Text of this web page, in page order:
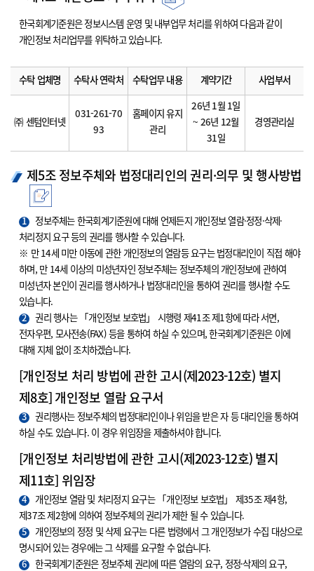
한국회계기준원은 정보시스템 운영 및 내부업무 처리를 위하여 다음과 같이
개인정보 처리업무를 위탁하고 있습니다.
수탁 업체명 수탁사 연락처 수탁업무 내용 계약기간 사업부서
㈜ 센텀인터넷
031-261-70
93
홈페이지 유지
관리
26년 1월 1일
~ 26년 12월
31일
경영관리실
제5조 정보주체와 법정대리인의 권리·의무 및 행사방법
1
정보주체는 한국회계기준원에 대해 언제든지 개인정보 열람·정정·삭제·
처리정지 요구 등의 권리를 행사할 수 있습니다.
※ 만 14세 미만 아동에 관한 개인정보의 열람등 요구는 법정대리인이 직접 해야
하며, 만 14세 이상의 미성년자인 정보주체는 정보주체의 개인정보에 관하여
미성년자 본인이 권리를 행사하거나 법정대리인을 통하여 권리를 행사할 수도
있습니다.
2
권리 행사는 「개인정보 보호법」 시행령 제41조 제1항에 따라 서면,
전자우편, 모사전송(FAX) 등을 통하여 하실 수 있으며, 한국회계기준원은 이에
대해 지체 없이 조치하겠습니다.
[개인정보 처리 방법에 관한 고시(제2023-12호) 별지
제8호] 개인정보 열람 요구서
3
권리행사는 정보주체의 법정대리인이나 위임을 받은 자 등 대리인을 통하여
하실 수도 있습니다. 이 경우 위임장을 제출하셔야 합니다.
[개인정보 처리방법에 관한 고시(제2023-12호) 별지
제11호] 위임장
4
개인정보 열람 및 처리정지 요구는 「개인정보 보호법」 제35조 제4항,
제37조 제2항에 의하여 정보주체의 권리가 제한 될 수 있습니다.
5
개인정보의 정정 및 삭제 요구는 다른 법령에서 그 개인정보가 수집 대상으로
명시되어 있는 경우에는 그 삭제를 요구할 수 없습니다.
6
한국회계기준원은 정보주체 권리에 따른 열람의 요구, 정정·삭제의 요구,